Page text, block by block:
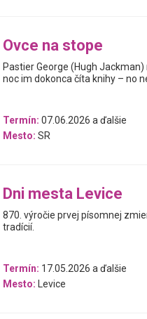
Ovce na stope
Pastier George (Hugh
noc im dokonca číta knihy – no
Termín: 07.06.2026 a ďalšie
Mesto: SR
Dni mesta Levice
870. výročie prvej písomnej
tradícií.
Termín: 17.05.2026 a ďalšie
Mesto: Levice